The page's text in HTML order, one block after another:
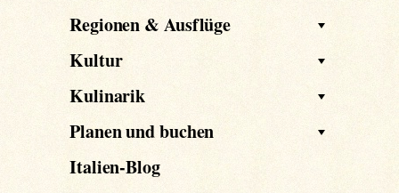
Regionen & Ausflüge
Kultur
Kulinarik
Planen und buchen
Italien-Blog